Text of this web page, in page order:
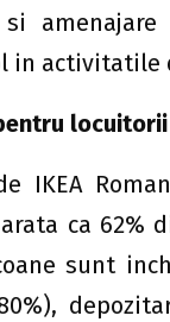
in activitatile
IKEA
ca 62%
sunt